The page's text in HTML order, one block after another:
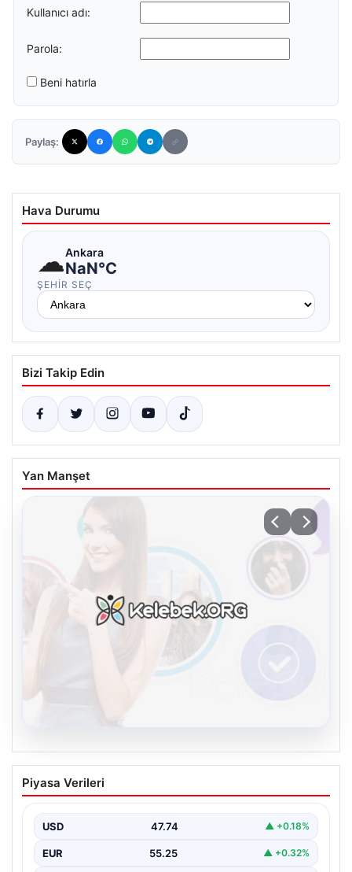
Kullanıcı adı:
Parola:
Beni hatırla
Paylaş:
Hava Durumu
☁Ankara
NaN°C
ŞEHIR SEÇ
Bizi Takip Edin
Yan Manşet
Kelebek.Org İle Sanal İletişimin Seviyeli
Adresi Ve Chat Deneyimi
iletişim kurması büyük bir önem barındırmaktadır.
Günümüzde birçok…
Piyasa Verileri
USD 47.74 ▲ +0.18%
EUR 55.25 ▲ +0.32%